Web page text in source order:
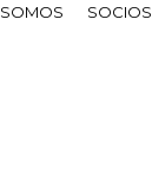
SOMOS SOCIOS